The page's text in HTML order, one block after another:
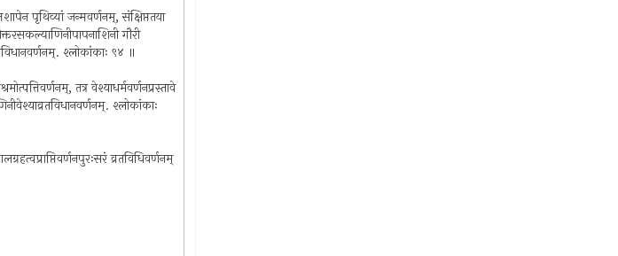
पृथिव्यां जन्मवर्णनम्, संक्षिप्ततया
गौरी
श्लोकांकाः ९४ ॥
तत्र वेश्याधर्मवर्णनप्रस्तावे
श्लोकांकाः
व्रतविधिवर्णनम्